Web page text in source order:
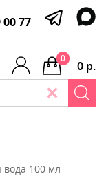
00 77
0 р.
0
вода 100 мл